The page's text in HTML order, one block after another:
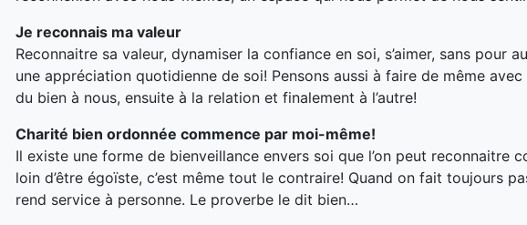
Je reconnais ma valeur
Reconnaitre sa valeur, dynamiser la confiance en soi, s’aimer, sans
une appréciation quotidienne de soi! Pensons aussi à faire de même
du bien à nous, ensuite à la relation et finalement à l’autre!
Charité bien ordonnée commence par moi-même!
Il existe une forme de bienveillance envers soi que l’on peut reconnaitre
loin d’être égoïste, c’est même tout le contraire! Quand on fait toujours
rend service à personne. Le proverbe le dit bien…